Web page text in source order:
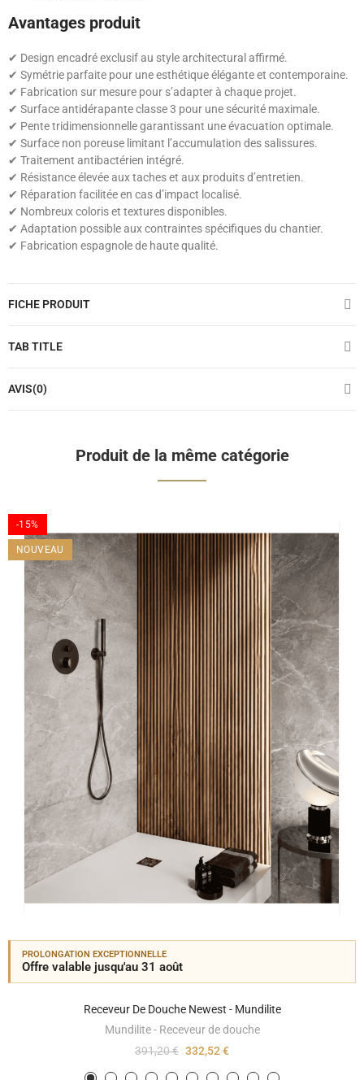
Avantages produit
✔ Design encadré exclusif au style architectural affirmé.
✔ Symétrie parfaite pour une esthétique élégante et contemporaine.
✔ Fabrication sur mesure pour s’adapter à chaque projet.
✔ Surface antidérapante classe 3 pour une sécurité maximale.
✔ Pente tridimensionnelle garantissant une évacuation optimale.
✔ Surface non poreuse limitant l’accumulation des salissures.
✔ Traitement antibactérien intégré.
✔ Résistance élevée aux taches et aux produits d’entretien.
✔ Réparation facilitée en cas d’impact localisé.
✔ Nombreux coloris et textures disponibles.
✔ Adaptation possible aux contraintes spécifiques du chantier.
✔ Fabrication espagnole de haute qualité.
FICHE PRODUIT
TAB TITLE
AVIS(0)
Produit de la même catégorie
-15%
NOUVEAU
PROLONGATION EXCEPTIONNELLE
Offre valable jusqu'au 31 août
Receveur De Douche Newest - Mundilite
Mundilite - Receveur de douche
391,20 € 332,52 €